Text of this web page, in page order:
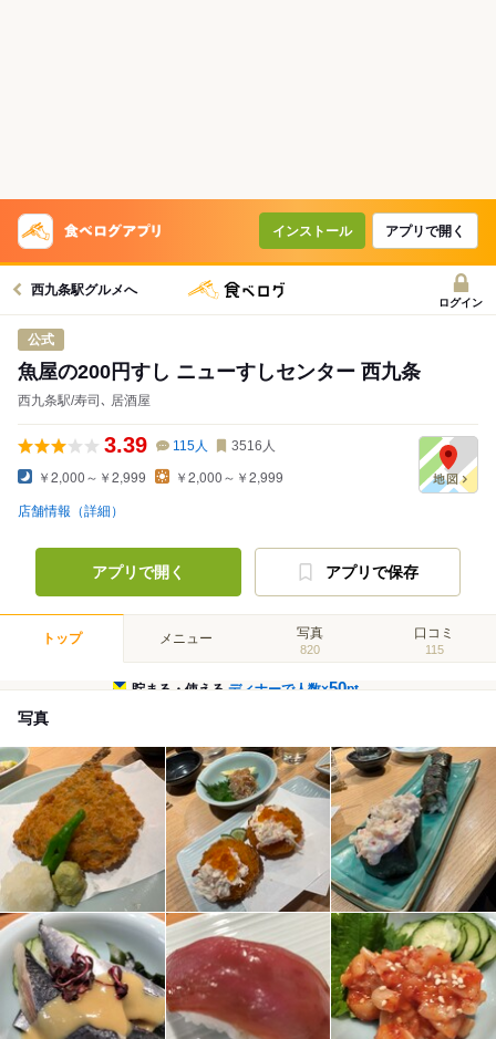
インストール アプリで開く
西九条駅グルメへ
ログイン
公式
魚屋の200円すし ニューすしセンター 西九条
西九条駅/寿司､ 居酒屋
3.39 115人 3516 人
￥2,000～￥2,999 ￥2,000～￥2,999
店舗情報（詳細）
アプリで開く アプリで保存
トップ メニュー 写真
820
口コミ
115
貯まる・使えるディナーで人数×50pt
写真